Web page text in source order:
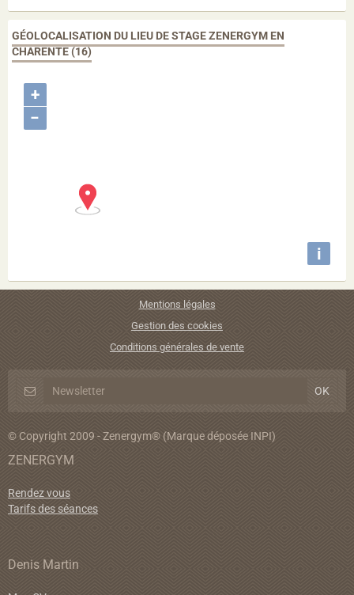
GÉOLOCALISATION DU LIEU DE STAGE ZENERGYM EN
CHARENTE (16)
+
−
i
Mentions légales
Gestion des cookies
Conditions générales de vente
© Copyright 2009 - Zenergym® (Marque déposée INPI)
ZENERGYM
Rendez vous
Tarifs des séances
Denis Martin